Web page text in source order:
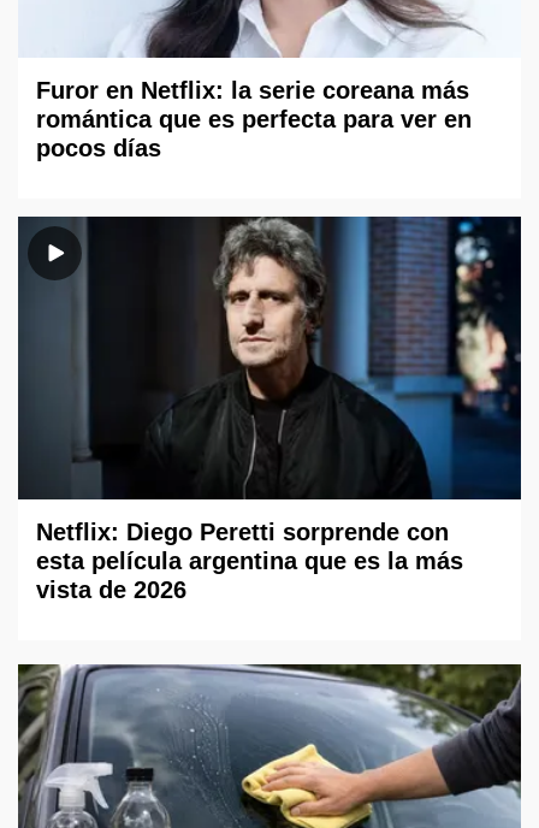
Furor en Netflix: la serie coreana más
romántica que es perfecta para ver en
pocos días
Netflix: Diego Peretti sorprende con
esta película argentina que es la más
vista de 2026